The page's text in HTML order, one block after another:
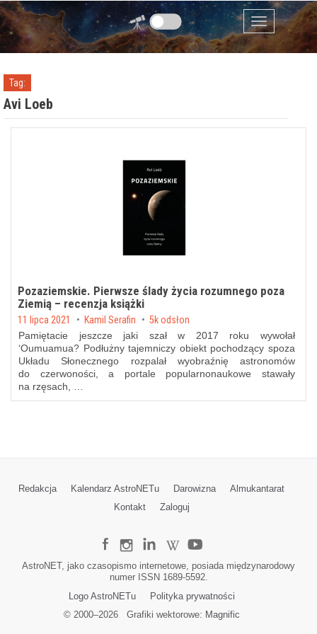
Przejdź do zawartości
Menu
Tag:
Avi Loeb
Pozaziemskie. Pierwsze ślady życia rozumnego poza
Ziemią – recenzja książki
Posted on
11 lipca 2021 byKamil Serafin 5k odsłon
Pamiętacie jeszcze jaki szał w 2017 roku wywołał
ʻOumuamua? Podłużny tajemniczy obiekt pochodzący spoza
Układu Słonecznego rozpalał wyobraźnię astronomów
do czerwoności, a portale popularnonaukowe stawały
na rzęsach, …
Redakcja Kalendarz AstroNETu Darowizna
Almukantarat
Kontakt
Zaloguj
AstroNET, jako czasopismo internetowe, posiada międzynarodowy
numer ISSN 1689-5592.
Logo AstroNETu
Polityka prywatności
© 2000–2026Grafiki wektorowe: Magnific